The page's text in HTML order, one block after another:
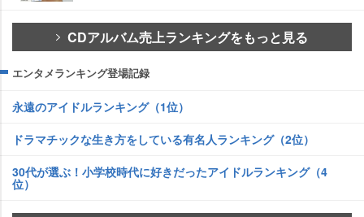
CDアルバム売上ランキングをもっと見る
エンタメランキング登場記録
永遠のアイドルランキング（1位）
ドラマチックな生き方をしている有名人ランキング（2位）
30代が選ぶ！小学校時代に好きだったアイドルランキング（4
位）